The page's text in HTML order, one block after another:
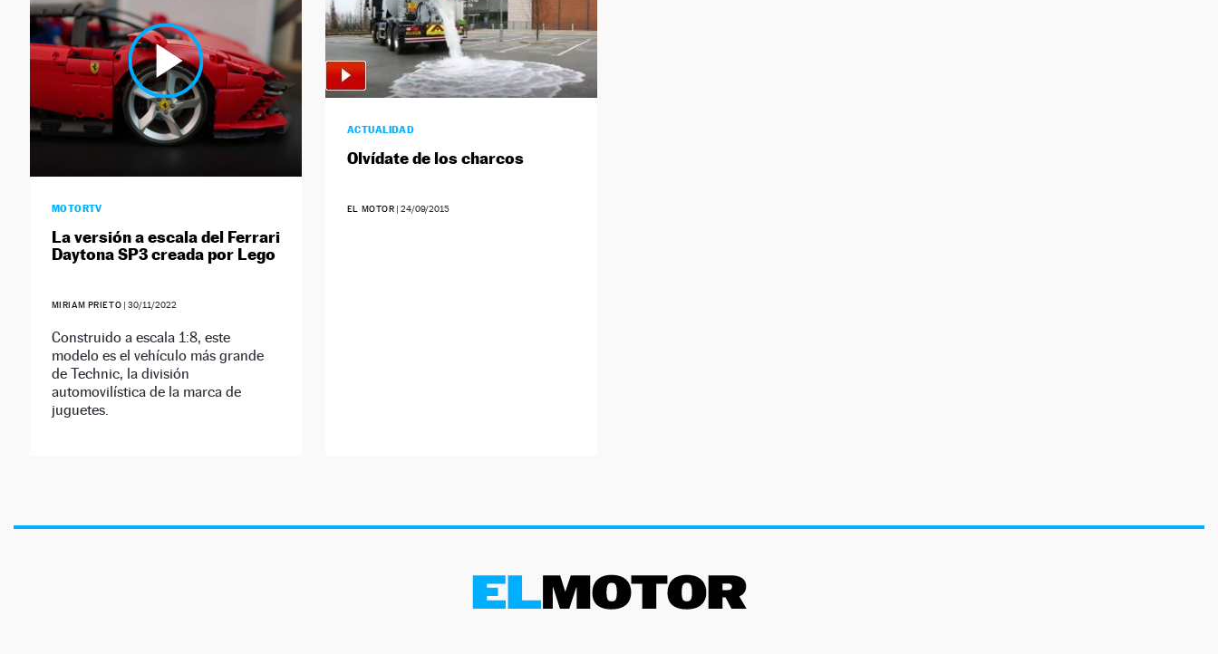
MOTORTV
La versión a escala del Ferrari
Daytona SP3 creada por Lego
MIRIAM PRIETO |30/11/2022
Construido a escala 1:8, este
modelo es el vehículo más grande
de Technic, la división
automovilística de la marca de
juguetes.
ACTUALIDAD
Olvídate de los charcos
EL MOTOR |24/09/2015